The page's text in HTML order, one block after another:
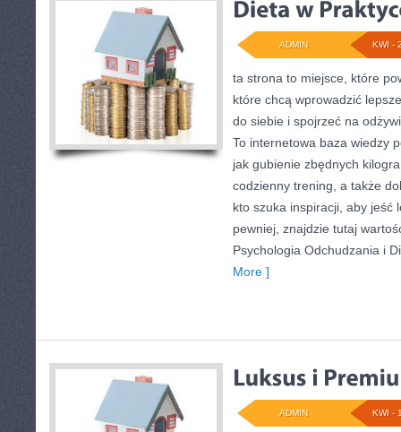
KWI -
ADMIN
ta strona to miejsce, które
które chcą wprowadzić
do siebie i spojrzeć na
To internetowa baza wiedzy
jak gubienie zbędnych
codzienny trening, a także
kto szuka inspiracji, aby jeść
pewniej, znajdzie tutaj
Psychologia Odchudzania i
More ]
KWI -
ADMIN